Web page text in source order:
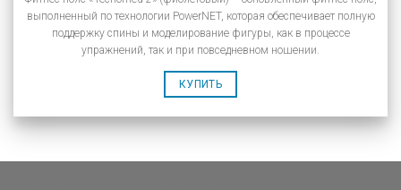
выполненный по технологии PowerNET, которая обеспечивает полную
поддержку спины и моделирование фигуры, как в процессе
упражнений, так и при повседневном ношении.
КУПИТЬ